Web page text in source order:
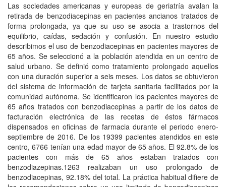
Las sociedades americanas y europeas de geriatría avalan la
retirada de benzodiacepinas en pacientes ancianos tratados de
forma prolongada, ya que su uso se asocia a trastornos del
equilibrio, caídas, sedación y confusión. En nuestro estudio
describimos el uso de benzodiacepinas en pacientes mayores de
65 años. Se seleccionó a la población atendida en un centro de
salud urbano. Se definió como tratamiento prolongado aquellos
con una duración superior a seis meses. Los datos se obtuvieron
del sistema de información de tarjeta sanitaria facilitados por la
comunidad autónoma. Se identificaron los pacientes mayores de
65 años tratados con benzodiacepinas a partir de los datos de
facturación electrónica de las recetas de éstos fármacos
dispensados en oficinas de farmacia durante el periodo enero-
septiembre de 2016. De los 19399 pacientes atendidos en este
centro, 6766 tenían una edad mayor de 65 años. El 92.8% de los
pacientes con más de 65 años estaban tratados con
benzodiazepinas.1263 realizaban un uso prolongado de
benzodiacepinas, 92.18% del total. La práctica habitual difiere de